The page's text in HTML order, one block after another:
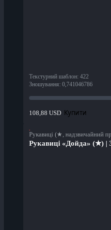
Текстурний шаблон: 422
Зношування: 0,741046786
108,88 USD Купити
Рукавиці (★, надзвичайний
Рукавиці «Дойда» (★) |